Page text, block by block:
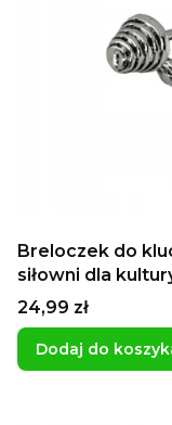
Breloczek do
siłowni dla
Cena
24,99 zł
Dodaj do